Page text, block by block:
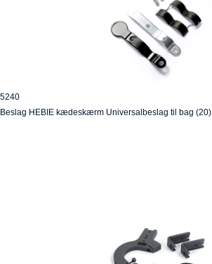
5240
Beslag HEBIE kædeskærm Universalbeslag til bag (20)